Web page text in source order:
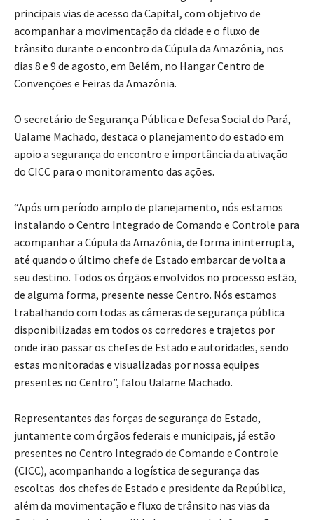
principais vias de acesso da Capital, com objetivo de
acompanhar a movimentação da cidade e o fluxo de
trânsito durante o encontro da Cúpula da Amazônia, nos
dias 8 e 9 de agosto, em Belém, no Hangar Centro de
Convenções e Feiras da Amazônia.
O secretário de Segurança Pública e Defesa Social do Pará,
Ualame Machado, destaca o planejamento do estado em
apoio a segurança do encontro e importância da ativação
do CICC para o monitoramento das ações.
“Após um período amplo de planejamento, nós estamos
instalando o Centro Integrado de Comando e Controle para
acompanhar a Cúpula da Amazônia, de forma ininterrupta,
até quando o último chefe de Estado embarcar de volta a
seu destino. Todos os órgãos envolvidos no processo estão,
de alguma forma, presente nesse Centro. Nós estamos
trabalhando com todas as câmeras de segurança pública
disponibilizadas em todos os corredores e trajetos por
onde irão passar os chefes de Estado e autoridades, sendo
estas monitoradas e visualizadas por nossa equipes
presentes no Centro”, falou Ualame Machado.
Representantes das forças de segurança do Estado,
juntamente com órgãos federais e municipais, já estão
presentes no Centro Integrado de Comando e Controle
(CICC), acompanhando a logística de segurança das
escoltas dos chefes de Estado e presidente da República,
além da movimentação e fluxo de trânsito nas vias da